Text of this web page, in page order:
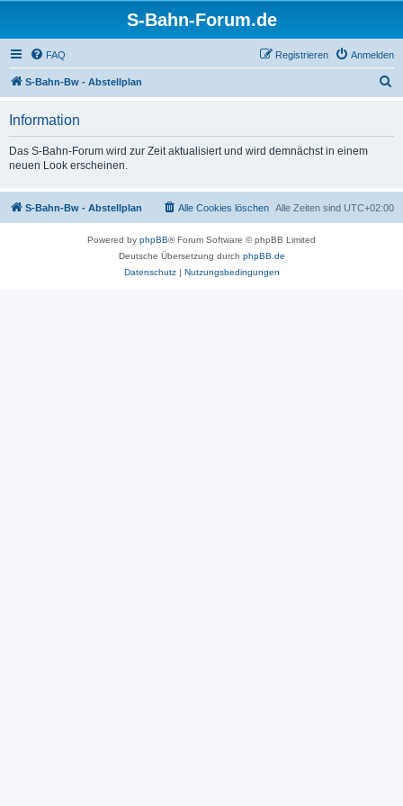
S-Bahn-Forum.de
FAQ Anmelden
Registrieren
S-Bahn-Bw - Abstellplan
Information
Das S-Bahn-Forum wird zur Zeit aktualisiert und wird demnächst in einem
neuen Look erscheinen.
S-Bahn-Bw - Abstellplan Alle Zeiten sind UTC+02:00
Alle Cookies löschen
Powered by phpBB® Forum Software © phpBB Limited
Deutsche Übersetzung durch phpBB.de
Datenschutz| Nutzungsbedingungen